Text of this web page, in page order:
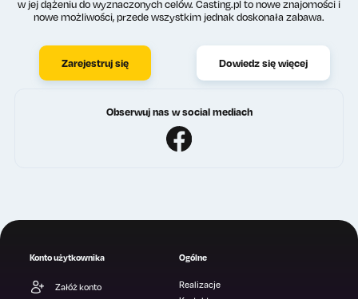
w jej dążeniu do wyznaczonych celów. Casting.pl to nowe znajomości i
nowe możliwości, przede wszystkim jednak doskonała zabawa.
Zarejestruj się Dowiedz się więcej
Obserwuj nas w social mediach
Konto użytkownika
Załóż konto
Ogólne
Realizacje